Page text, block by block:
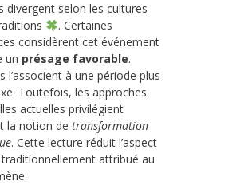
divergent selon les cultures
. Certaines
considèrent cet événement
un présage favorable.
l’associent à une période plus
Toutefois, les approches
actuelles privilégient
la notion de transformation
. Cette lecture réduit l’aspect
attribué au